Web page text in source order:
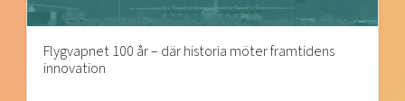
Flygvapnet 100 år – där historia möter framtidens
innovation